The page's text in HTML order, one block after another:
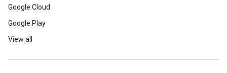
Google Cloud
Google Play
View all